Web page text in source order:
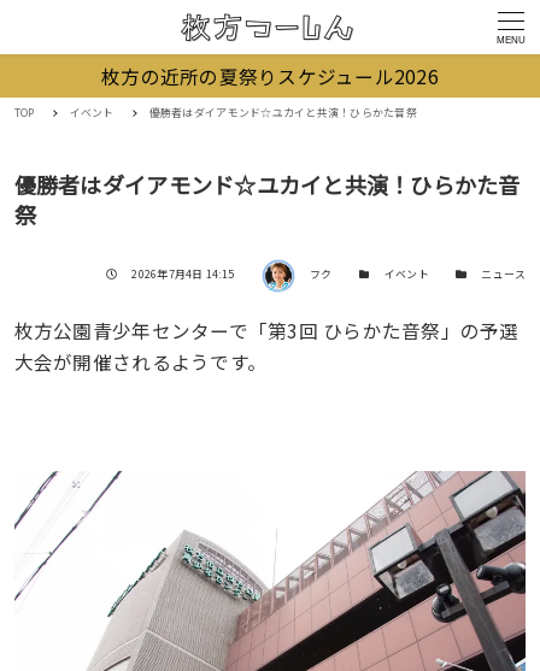
MENU
枚方の近所の夏祭りスケジュール2026
TOP イベント 優勝者はダイアモンド☆ユカイと共演！ひらかた音祭
優勝者はダイアモンド☆ユカイと共演！ひらかた音
祭
投稿日
2026年7月4日 14:15 著者 フク カテゴリー
イベント カテゴリー
ニュース
枚方公園青少年センターで「第3回 ひらかた音祭」の予選
大会が開催されるようです。